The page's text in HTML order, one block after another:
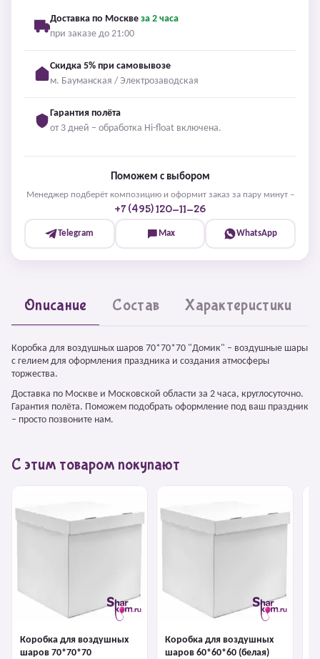
Доставка по Москве за 2 часа
при заказе до 21:00
Скидка 5% при самовывозе
м. Бауманская / Электрозаводская
Гарантия полёта
от 3 дней – обработка Hi-float включена.
Поможем с выбором
Менеджер подберёт композицию и оформит заказ за пару минут –
+7 (495) 120-11-26
Telegram Max WhatsApp
Описание Состав Характеристики
Коробка для воздушных шаров 70*70*70 "Домик" – воздушные шары
с гелием для оформления праздника и создания атмосферы
торжества.
Доставка по Москве и Московской области за 2 часа, круглосуточно.
Гарантия полёта. Поможем подобрать оформление под ваш праздник
– просто позвоните нам.
С этим товаром покупают
Коробка для воздушных
шаров 70*70*70
Коробка для воздушных
шаров 60*60*60 (белая)